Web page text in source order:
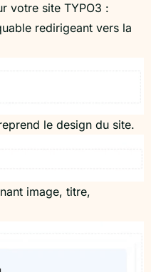
votre site TYPO3 :
redirigeant vers la
le design du site.
image, titre,